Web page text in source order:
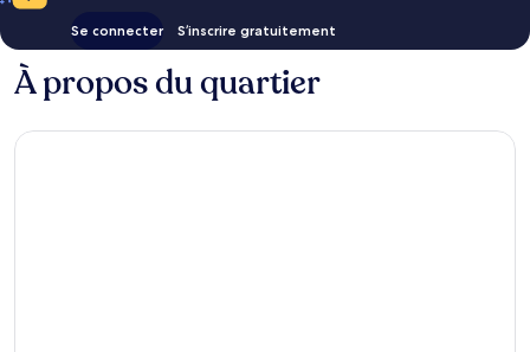
Se connecter S’inscrire gratuitement
À propos du quartier